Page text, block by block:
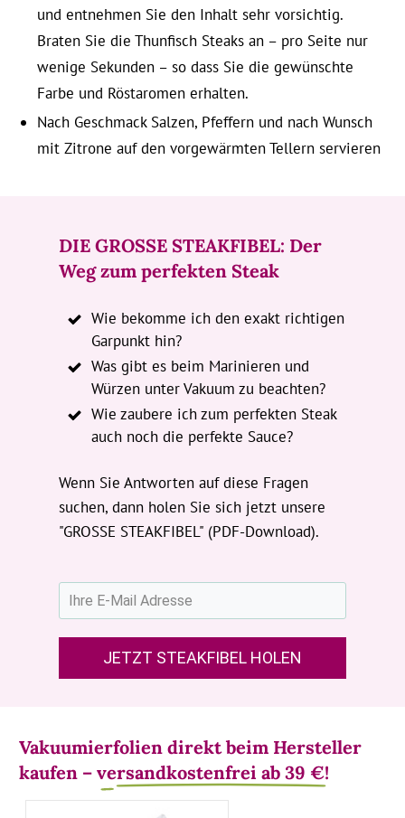
und entnehmen Sie den Inhalt sehr vorsichtig.
Braten Sie die Thunfisch Steaks an – pro Seite nur
wenige Sekunden – so dass Sie die gewünschte
Farbe und Röstaromen erhalten.
Nach Geschmack Salzen, Pfeffern und nach Wunsch
mit Zitrone auf den vorgewärmten Tellern servieren
DIE GROSSE STEAKFIBEL: Der
Weg zum perfekten Steak
Wie bekomme ich den exakt richtigen
Garpunkt hin?
Was gibt es beim Marinieren und
Würzen unter Vakuum zu beachten?
Wie zaubere ich zum perfekten Steak
auch noch die perfekte Sauce?
Wenn Sie Antworten auf diese Fragen
suchen, dann holen Sie sich jetzt unsere
"GROSSE STEAKFIBEL" (PDF-Download).
JETZT STEAKFIBEL HOLEN
Vakuumierfolien direkt beim Hersteller
kaufen – versandkostenfrei ab 39 €!